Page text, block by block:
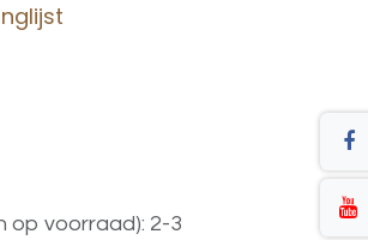
op voorraad): 2-3